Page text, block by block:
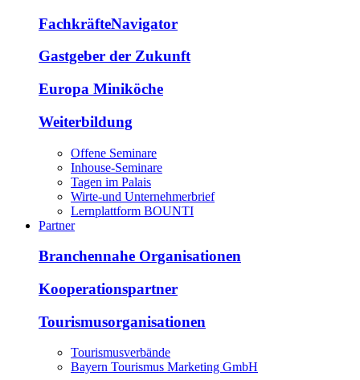
FachkräfteNavigator
Gastgeber der Zukunft
Europa Miniköche
Weiterbildung
Offene Seminare
Inhouse-Seminare
Tagen im Palais
Wirte-und Unternehmerbrief
Lernplattform BOUNTI
Partner
Branchennahe Organisationen
Kooperationspartner
Tourismusorganisationen
Tourismusverbände
Bayern Tourismus Marketing GmbH